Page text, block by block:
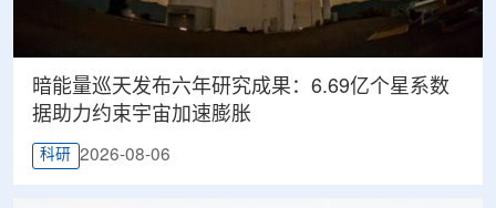
暗能量巡天发布六年研究成果：6.69亿个星系数
据助力约束宇宙加速膨胀
科研 2026-08-06